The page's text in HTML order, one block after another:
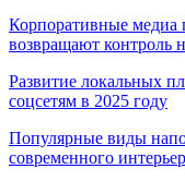
Корпоративные медиа
возвращают контроль
Развитие локальных
соцсетям в 2025 году
Популярные виды
современного